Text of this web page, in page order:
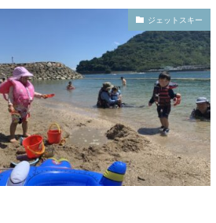
ジェットスキー